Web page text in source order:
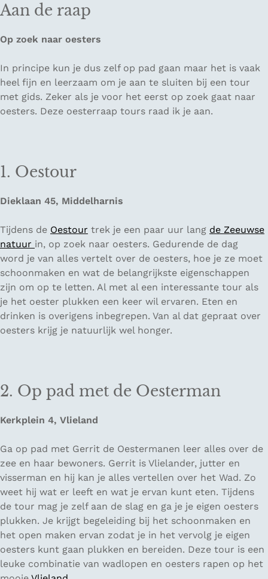
Aan de raap
Op zoek naar oesters
In principe kun je dus zelf op pad gaan maar het is vaak
heel fijn en leerzaam om je aan te sluiten bij een tour
met gids. Zeker als je voor het eerst op zoek gaat naar
oesters. Deze oesterraap tours raad ik je aan.
1. Oestour
Dieklaan 45, Middelharnis
Tijdens de Oestour trek je een paar uur lang de Zeeuwse
natuur in, op zoek naar oesters. Gedurende de dag
word je van alles vertelt over de oesters, hoe je ze moet
schoonmaken en wat de belangrijkste eigenschappen
zijn om op te letten. Al met al een interessante tour als
je het oester plukken een keer wil ervaren. Eten en
drinken is overigens inbegrepen. Van al dat gepraat over
oesters krijg je natuurlijk wel honger.
2. Op pad met de Oesterman
Kerkplein 4, Vlieland
Ga op pad met Gerrit de Oestermanen leer alles over de
zee en haar bewoners. Gerrit is Vlielander, jutter en
visserman en hij kan je alles vertellen over het Wad. Zo
weet hij wat er leeft en wat je ervan kunt eten. Tijdens
de tour mag je zelf aan de slag en ga je je eigen oesters
plukken. Je krijgt begeleiding bij het schoonmaken en
het open maken ervan zodat je in het vervolg je eigen
oesters kunt gaan plukken en bereiden. Deze tour is een
leuke combinatie van wadlopen en oesters rapen op het